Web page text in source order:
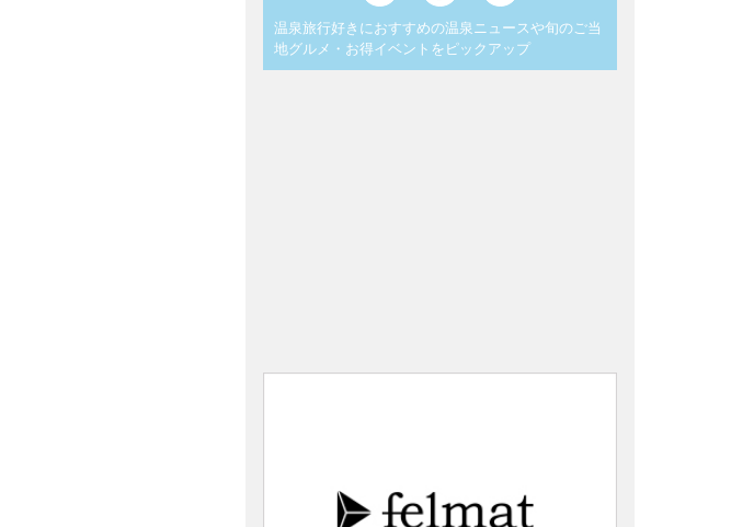
温泉旅行好きにおすすめの温泉ニュースや旬のご当
地グルメ・お得イベントをピックアップ